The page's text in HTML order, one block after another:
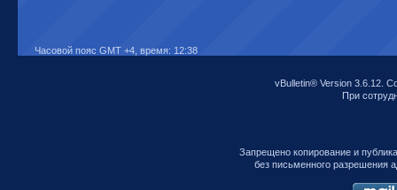
Часовой пояс GMT +4, время: 12:38
vBulletin® Version 3.6.12.
При
Запрещено копирование и
без письменного разрешения